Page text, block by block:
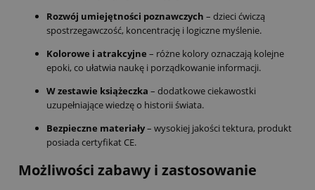
Rozwój umiejętności poznawczych – dzieci ćwiczą
spostrzegawczość, koncentrację i logiczne myślenie.
Kolorowe i atrakcyjne – różne kolory oznaczają kolejne
epoki, co ułatwia naukę i porządkowanie informacji.
W zestawie książeczka – dodatkowe ciekawostki
uzupełniające wiedzę o historii świata.
Bezpieczne materiały– wysokiej jakości tektura, produkt
posiada certyfikat CE.
Możliwości zabawy i zastosowanie